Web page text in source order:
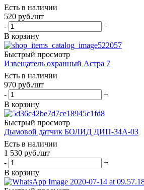
Есть в наличии
520 руб./шт
-
+
В корзину
Быстрый просмотр
Извещатель охранный Астра 7
Есть в наличии
970 руб./шт
-
+
В корзину
Быстрый просмотр
Дымовой датчик БОЛИД ДИП-34А-03
Есть в наличии
1 530 руб./шт
-
+
В корзину